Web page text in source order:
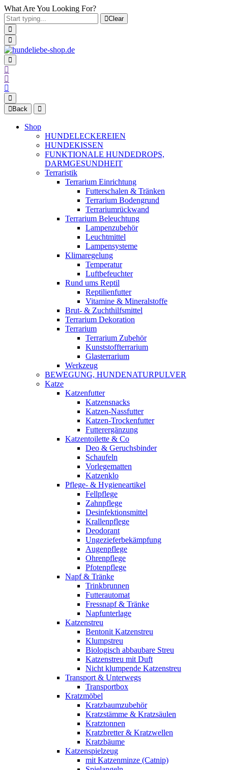
What Are You Looking For?
Clear
Back
Shop
HUNDELECKEREIEN
HUNDEKISSEN
FUNKTIONALE HUNDEDROPS,
DARMGESUNDHEIT
Terraristik
Terrarium Einrichtung
Futterschalen & Tränken
Terrarium Bodengrund
Terrariumrückwand
Terrarium Beleuchtung
Lampenzubehör
Leuchtmittel
Lampensysteme
Klimaregelung
Temperatur
Luftbefeuchter
Rund ums Reptil
Reptilienfutter
Vitamine & Mineralstoffe
Brut- & Zuchthilfsmittel
Terrarium Dekoration
Terrarium
Terrarium Zubehör
Kunststoffterrarium
Glasterrarium
Werkzeug
BEWEGUNG, HUNDENATURPULVER
Katze
Katzenfutter
Katzensnacks
Katzen-Nassfutter
Katzen-Trockenfutter
Futterergänzung
Katzentoilette & Co
Deo & Geruchsbinder
Schaufeln
Vorlegematten
Katzenklo
Pflege- & Hygieneartikel
Fellpflege
Zahnpflege
Desinfektionsmittel
Krallenpflege
Deodorant
Ungezieferbekämpfung
Augenpflege
Ohrenpflege
Pfotenpflege
Napf & Tränke
Trinkbrunnen
Futterautomat
Fressnapf & Tränke
Napfunterlage
Katzenstreu
Bentonit Katzenstreu
Klumpstreu
Biologisch abbaubare Streu
Katzenstreu mit Duft
Nicht klumpende Katzenstreu
Transport & Unterwegs
Transportbox
Kratzmöbel
Kratzbaumzubehör
Kratzstämme & Kratzsäulen
Kratztonnen
Kratzbretter & Kratzwellen
Kratzbäume
Katzenspielzeug
mit Katzenminze (Catnip)